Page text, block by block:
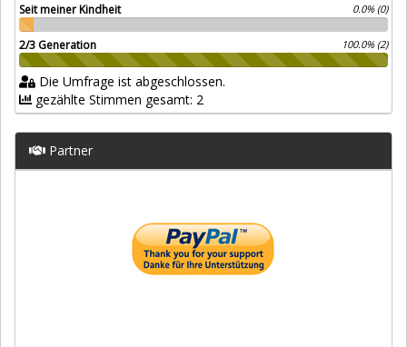
Seit meiner Kindheit 0.0% (0)
2/3 Generation 100.0% (2)
Die Umfrage ist abgeschlossen.
gezählte Stimmen gesamt: 2
Partner